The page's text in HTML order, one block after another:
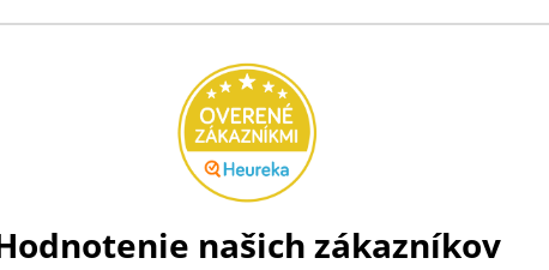
našich zákazníkov